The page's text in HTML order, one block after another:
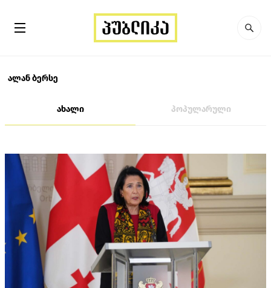
ალან ბერსე
ახალი პოპულარული